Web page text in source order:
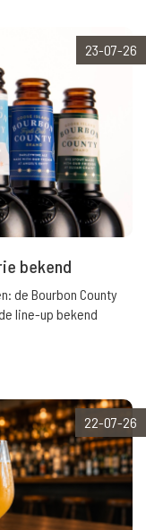
23-07-26
bekend
de Bourbon County
line-up bekend
22-07-26